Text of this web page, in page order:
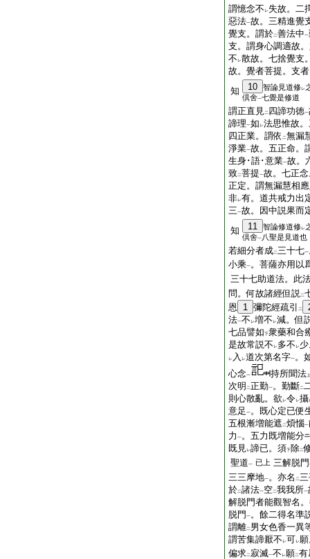
謂憶念不 レ失故。二
惡法一故。三精進覺
覺支。謂於二善法中一
支。謂身心調適故
不 レ散故。七捨覺支
故。覺者菩提。支
知
10 智論見道修レ
倶舍一七覺是修道
謂正直見二 四諦功徳一
諦理一如 レ法思惟故
四正業。謂依 二無漏
淨業一故。五正命。
生身･語･意業一故。
致二菩提一故。七正
正定。謂無漏慧相
非レ有。道共戒力出
三一故。因中説果而
知
11 智論修道修レ
倶舍一 八聖是見道也
若細分者成二三十七一
小乘一。菩薩亦用以
三十七助道法。此
問。何故諸經但説二
恩
1 彌陀經疏引 二
法一不 レ増不 レ減。但
七品譬如下衆藥和合
是故常説不 レ多不 レ
レ 入 レ道次第名字一。
心念一 持所聞法 上
次明 二正勤一。勤斷二
則心散亂。欲 レ令レ攝
意足 一。既心定已便
五根漸増能遮 二煩惱一
力 一。五力既増能分
既見レ諦已。須下除二
聖道一 已上 三解脱
三三摩地一。亦名 二
於二諸法一空二我我所一
解脱門者能觀智名
脱門 一。餘二得名準
謂離二 男女色香一異
謂苦集諦厭不 レ可レ
偏求二寂滅一不 レ願二有